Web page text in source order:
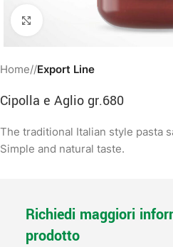
Clicca per ingrandire
Home/ Export Line
Cipolla e Aglio gr.680
The traditional Italian style pasta
Simple and natural taste.
Richiedi maggiori
prodotto